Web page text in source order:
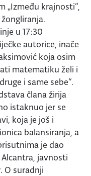
„Između krajnosti“,
u 17:30
autorice, inače
koja osim
matematiku želi i
i same sebe“.
člana žirija
istaknuo jer se
koja je još i
balansiranja, a
je dao
javnosti
O suradnji